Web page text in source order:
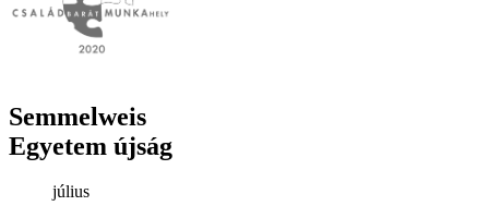
Semmelweis
Egyetem újság
július